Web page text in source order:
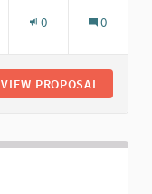
0 0
VIEW PROPOSAL